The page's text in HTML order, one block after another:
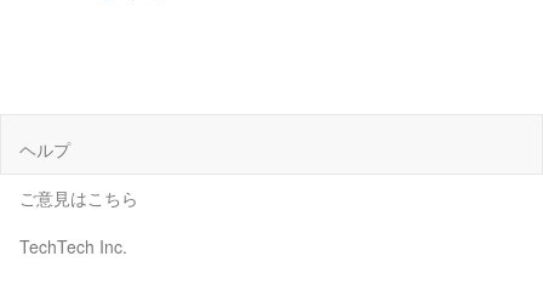
ヘルプ
ご意見はこちら
TechTech Inc.